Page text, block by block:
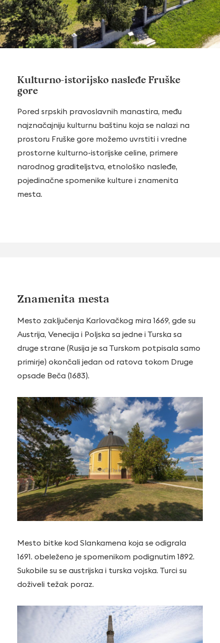
Kulturno-istorijsko nasleđe Fruške
gore
Pored srpskih pravoslavnih manastira, među
najznačajniju kulturnu baštinu koja se nalazi na
prostoru Fruške gore možemo uvrstiti i vredne
prostorne kulturno-istorijske celine, primere
narodnog graditeljstva, etnološko nasleđe,
pojedinačne spomenike kulture i znamenita
mesta.
Znamenita mesta
Mesto zaključenja Karlovačkog mira 1669, gde su
Austrija, Venecija i Poljska sa jedne i Turska sa
druge strane (Rusija je sa Turskom potpisala samo
primirje) okončali jedan od ratova tokom Druge
opsade Beča (1683).
Mesto bitke kod Slankamena koja se odigrala
1691. obeleženo je spomenikom podignutim 1892.
Sukobile su se austrijska i turska vojska. Turci su
doživeli težak poraz.